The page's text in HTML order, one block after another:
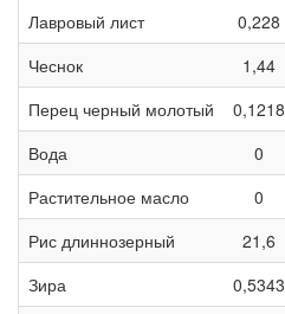
Лавровый лист
0,228
Чеснок
1,44
Перец черный молотый
0,1218
Вода
0
Растительное масло
0
Рис длиннозерный
21,6
Зира
0,5343